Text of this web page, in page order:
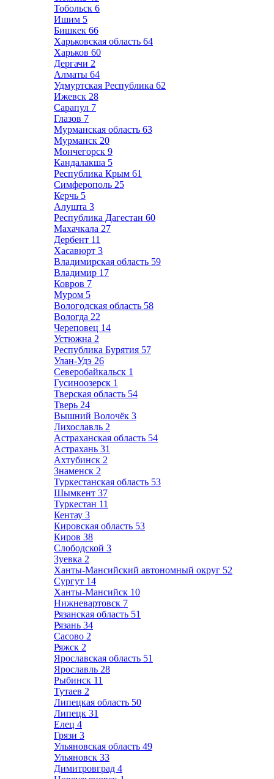
Тобольск 6
Ишим 5
Бишкек 66
Харьковская область 64
Харьков 60
Дергачи 2
Алматы 64
Удмуртская Республика 62
Ижевск 28
Сарапул 7
Глазов 7
Мурманская область 63
Мурманск 20
Мончегорск 9
Кандалакша 5
Республика Крым 61
Симферополь 25
Керчь 5
Алушта 3
Республика Дагестан 60
Махачкала 27
Дербент 11
Хасавюрт 3
Владимирская область 59
Владимир 17
Ковров 7
Муром 5
Вологодская область 58
Вологда 22
Череповец 14
Устюжна 2
Республика Бурятия 57
Улан-Удэ 26
Северобайкальск 1
Гусиноозерск 1
Тверская область 54
Тверь 24
Вышний Волочёк 3
Лихославль 2
Астраханская область 54
Астрахань 31
Ахтубинск 2
Знаменск 2
Туркестанская область 53
Шымкент 37
Туркестан 11
Кентау 3
Кировская область 53
Киров 38
Слободской 3
Зуевка 2
Ханты-Мансийский автономный округ 52
Сургут 14
Ханты-Мансийск 10
Нижневартовск 7
Рязанская область 51
Рязань 34
Сасово 2
Ряжск 2
Ярославская область 51
Ярославль 28
Рыбинск 11
Тутаев 2
Липецкая область 50
Липецк 31
Елец 4
Грязи 3
Ульяновская область 49
Ульяновск 33
Димитровград 4